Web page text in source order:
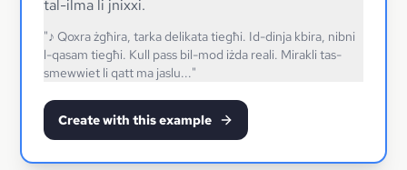
tal-ilma li jnixxi.
"♪ Qoxra żgħira, tarka delikata tiegħi. Id-dinja kbira, nibni
l-qasam tiegħi. Kull pass bil-mod iżda reali. Mirakli tas-
smewwiet li qatt ma jaslu..."
Create with this example